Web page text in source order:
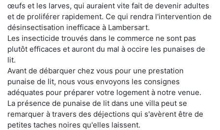
œufs et les larves, qui auraient vite fait de devenir adultes
et de proliférer rapidement. Ce qui rendra l'intervention de
désinsectisation inefficace à Lambersart.
Les insecticide trouvés dans le commerce ne sont pas
plutôt efficaces et auront du mal à occire les punaises de
lit.
Avant de débarquer chez vous pour une prestation
punaise de lit, nous vous envoyons les consignes
adéquates pour préparer votre logement à notre venue.
La présence de punaise de lit dans une villa peut se
remarquer à travers des déjections qui s'avèrent être de
petites taches noires qu'elles laissent.